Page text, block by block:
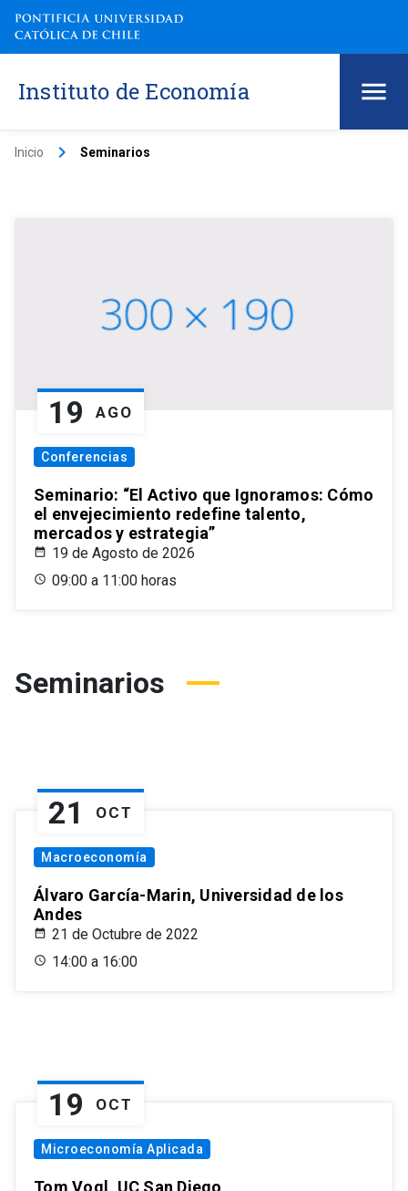
Instituto de Economía
Inicio keyboard_arrow_right Seminarios
19 AGO
Conferencias
Seminario: “El Activo que Ignoramos: Cómo
el envejecimiento redefine talento,
mercados y estrategia”
19 de Agosto de 2026
09:00 a 11:00 horas
Seminarios
21 OCT
Macroeconomía
Álvaro García-Marin, Universidad de los
Andes
21 de Octubre de 2022
14:00 a 16:00
19 OCT
Microeconomía Aplicada
Tom Vogl, UC San Diego